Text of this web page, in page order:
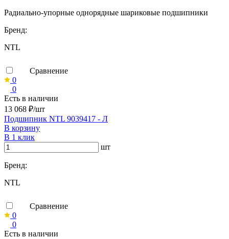
Радиально-упорные однорядные шариковые подшипники
Бренд:
NTL
Сравнение
0
0
Есть в наличии
13 068 ₽/шт
Подшипник NTL 9039417 - Л
В корзину
В 1 клик
шт
Бренд:
NTL
Сравнение
0
0
Есть в наличии